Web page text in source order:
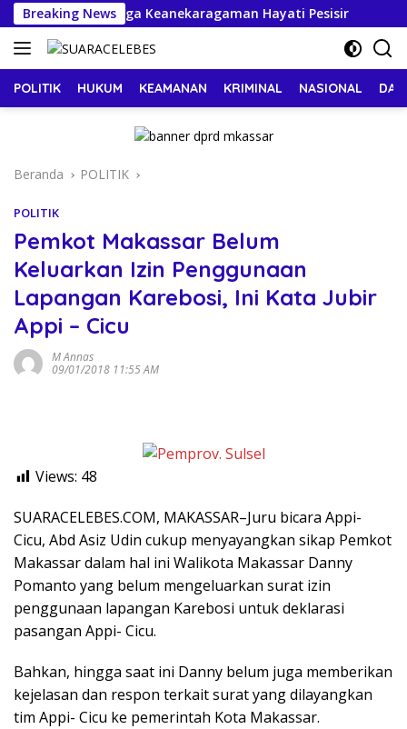
Langsung
ke
konten
Breaking News
Kepulauan Jaga Keanekaragaman Hayati Pesisir
POLITIK HUKUM KEAMANAN KRIMINAL NASIONAL
Beranda POLITIK
POLITIK
Pemkot Makassar Belum
Keluarkan Izin Penggunaan
Lapangan Karebosi, Ini Kata Jubir
Appi – Cicu
M Annas
09/01/2018 11:55 AM
Views: 48
SUARACELEBES.COM, MAKASSAR–Juru bicara Appi-
Cicu, Abd Asiz Udin cukup menyayangkan sikap Pemkot
Makassar dalam hal ini Walikota Makassar Danny
Pomanto yang belum mengeluarkan surat izin
penggunaan lapangan Karebosi untuk deklarasi
pasangan Appi- Cicu.
Bahkan, hingga saat ini Danny belum juga memberikan
kejelasan dan respon terkait surat yang dilayangkan
tim Appi- Cicu ke pemerintah Kota Makassar.